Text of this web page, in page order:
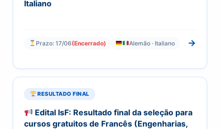
Italiano
Prazo: 17/06(Encerrado) Alemão · Italiano →
RESULTADO FINAL
Edital IsF: Resultado final da seleção para
cursos gratuitos de Francês (Engenharias,